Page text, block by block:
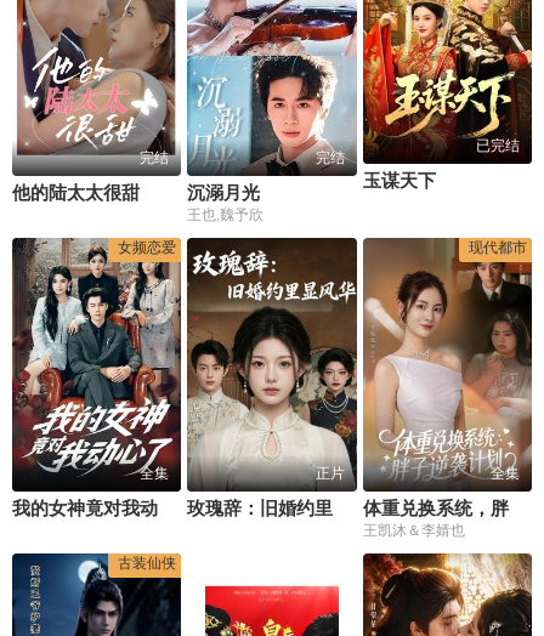
完结
他的陆太太很甜
完结
沉溺月光
王也,魏予欣
已完结
玉谋天下
女频恋爱
全集 正片
现代都市
全集
体重兑换系统，胖子逆袭计划
王凯沐＆李婧也
古装仙侠